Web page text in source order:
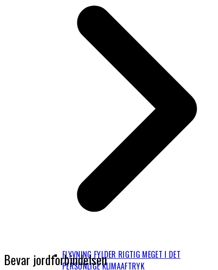
FLYVNING FYLDER RIGTIG MEGET I DET
PERSONLIGE KLIMAAFTRYK
Bevar jordforbindelsen